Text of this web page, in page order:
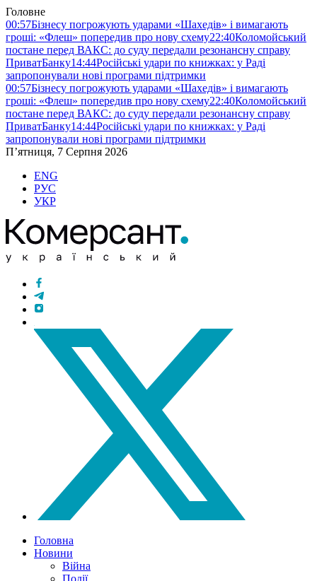
Головне
00:57Бізнесу погрожують ударами «Шахедів» і вимагають
гроші: «Флеш» попередив про нову схему22:40Коломойський
постане перед ВАКС: до суду передали резонансну справу
ПриватБанку14:44Російські удари по книжках: у Раді
запропонували нові програми підтримки
00:57Бізнесу погрожують ударами «Шахедів» і вимагають
гроші: «Флеш» попередив про нову схему22:40Коломойський
постане перед ВАКС: до суду передали резонансну справу
ПриватБанку14:44Російські удари по книжках: у Раді
запропонували нові програми підтримки
П’ятниця, 7 Серпня 2026
ENG
РУС
УКР
Головна
Новини
Війна
Події